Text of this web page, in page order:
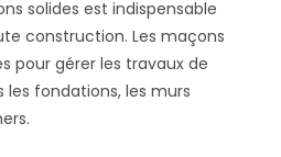
solides est indispensable
construction. Les maçons
pour gérer les travaux de
fondations, les murs